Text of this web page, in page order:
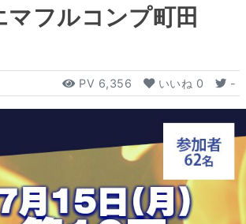
フルコンプ町田
PV 6,356 いいね 0 -